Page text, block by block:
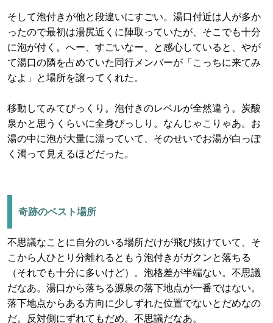
そして泡付きが他と段違いにすごい。湯口付近は人が多か
ったので最初は湯尻近くに陣取っていたが、そこでも十分
に泡が付く。へー、すごいなー、と感心していると、やが
て湯口の隣を占めていた同行メンバーが「こっちに来てみ
なよ」と場所を譲ってくれた。
移動してみてびっくり。泡付きのレベルが全然違う。炭酸
泉かと思うくらいに全身びっしり。なんじゃこりゃあ。お
湯の中に泡が大量に漂っていて、そのせいでお湯が白っぽ
く濁って見えるほどだった。
奇跡のベスト場所
不思議なことに自分のいる場所だけが飛び抜けていて、そ
こから人ひとり分離れるともう泡付きがガクンと落ちる
（それでも十分に多いけど）。泡格差が半端ない。不思議
だなあ。湯口から落ちる源泉の落下地点が一番ではない。
落下地点からある方向に少しずれた位置でないとだめなの
だ。反対側にずれてもだめ。不思議だなあ。